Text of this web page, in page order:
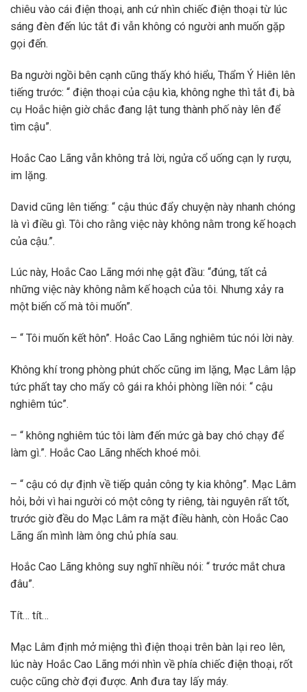
chiêu vào cái điện thoại, anh cứ nhìn chiếc điện thoại từ lúc
sáng đèn đến lúc tắt đi vẫn không có người anh muốn gặp
gọi đến.
Ba người ngồi bên cạnh cũng thấy khó hiểu, Thẩm Ý Hiên lên
tiếng trước: “ điện thoại của cậu kìa, không nghe thì tắt đi, bà
cụ Hoắc hiện giờ chắc đang lật tung thành phố này lên để
tìm cậu”.
Hoắc Cao Lãng vẫn không trả lời, ngửa cổ uống cạn ly rượu,
im lặng.
David cũng lên tiếng: “ cậu thúc đẩy chuyện này nhanh chóng
là vì điều gì. Tôi cho rằng việc này không nằm trong kế hoạch
của cậu.”.
Lúc này, Hoắc Cao Lãng mới nhẹ gật đầu: “đúng, tất cả
những việc này không nằm kế hoạch của tôi. Nhưng xảy ra
một biến cố mà tôi muốn”.
– “ Tôi muốn kết hôn”. Hoắc Cao Lãng nghiêm túc nói lời này.
Không khí trong phòng phút chốc cũng im lặng, Mạc Lâm lập
tức phất tay cho mấy cô gái ra khỏi phòng liền nói: “ cậu
nghiêm túc”.
– “ không nghiêm túc tôi làm đến mức gà bay chó chạy để
làm gì.”. Hoắc Cao Lãng nhếch khoé môi.
– “ cậu có dự định về tiếp quản công ty kia không”. Mạc Lâm
hỏi, bởi vì hai người có một công ty riêng, tài nguyên rất tốt,
trước giờ đều do Mạc Lâm ra mặt điều hành, còn Hoắc Cao
Lãng ẩn mình làm ông chủ phía sau.
Hoắc Cao Lãng không suy nghĩ nhiều nói: “ trước mắt chưa
đâu”.
Tít… tít…
Mạc Lâm định mở miệng thì điện thoại trên bàn lại reo lên,
lúc này Hoắc Cao Lãng mới nhìn về phía chiếc điện thoại, rốt
cuộc cũng chờ đợi được. Anh đưa tay lấy máy.